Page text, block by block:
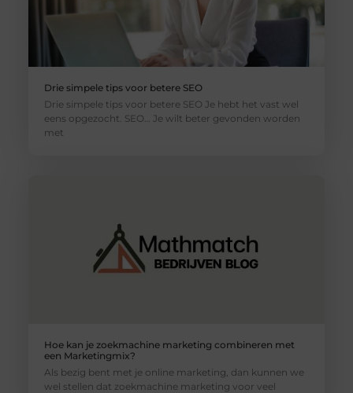
Drie simpele tips voor betere SEO
Drie simpele tips voor betere SEO Je hebt het vast wel
eens opgezocht. SEO… Je wilt beter gevonden worden
met
Hoe kan je zoekmachine marketing combineren met
een Marketingmix?
Als bezig bent met je online marketing, dan kunnen we
wel stellen dat zoekmachine marketing voor veel